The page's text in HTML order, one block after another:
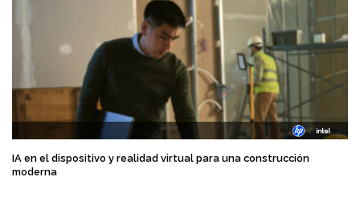
IA en el dispositivo y realidad virtual para una construcción
moderna